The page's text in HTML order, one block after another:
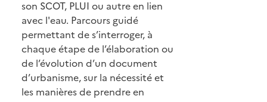
son SCOT, PLUI ou autre en lien
avec l'eau. Parcours guidé
permettant de s’interroger, à
chaque étape de l’élaboration ou
de l’évolution d’un document
d’urbanisme, sur la nécessité et
les manières de prendre en